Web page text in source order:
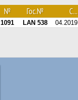
№ Гос.№ С...
1091 LAN 538 04.2019